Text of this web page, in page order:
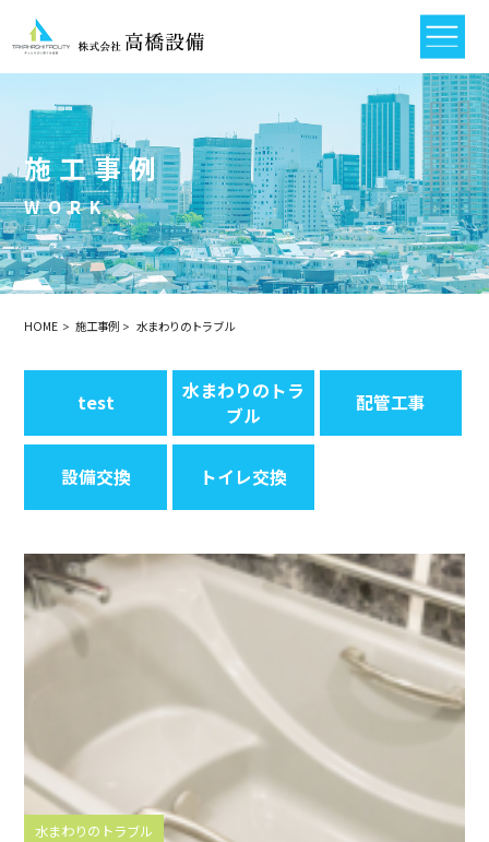
施工事例
WORK
HOME 施工事例 水まわりのトラブル
test
水まわりのトラ
ブル
配管工事
設備交換 トイレ交換
水まわりのトラブル